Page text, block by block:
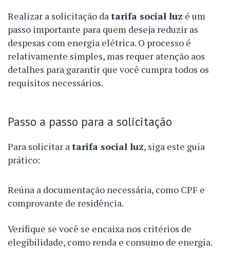
Realizar a solicitação datarifa social luz é um
passo importante para quem deseja reduzir as
despesas com energia elétrica. O processo é
relativamente simples, mas requer atenção aos
detalhes para garantir que você cumpra todos os
requisitos necessários.
Passo a passo para a solicitação
Para solicitar atarifa social luz, siga este guia
prático:
Reúna a documentação necessária, como CPF e
comprovante de residência.
Verifique se você se encaixa nos critérios de
elegibilidade, como renda e consumo de energia.